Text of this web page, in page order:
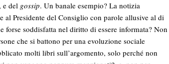
e del gossip. Un banale esempio? La notizia
al Presidente del Consiglio con parole allusive al di
soddisfatta nel diritto di essere informata? Non
che si battono per una evoluzione sociale
molti libri sull’argomento, solo perché non